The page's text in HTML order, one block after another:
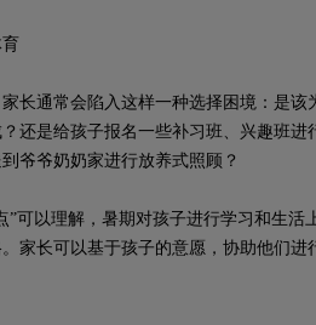
通常会陷入这样一种选择困境：是该
还是给孩子报名一些补习班、兴趣班进
爷爷奶奶家进行放养式照顾？
以理解，暑期对孩子进行学习和生活
家长可以基于孩子的意愿，协助他们进